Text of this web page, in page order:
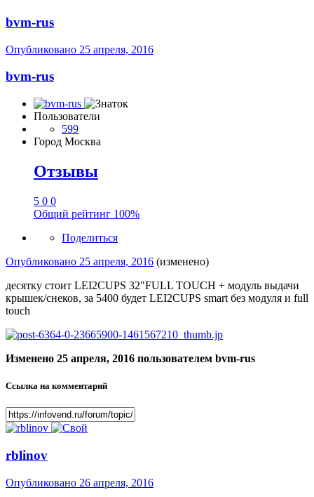
bvm-rus
Опубликовано 25 апреля, 2016
bvm-rus
Пользователи
599
Город Москва
Отзывы
5 0 0
Общий рейтинг 100%
Поделиться
Опубликовано 25 апреля, 2016 (изменено)
десятку стоит LEI2CUPS 32"FULL TOUCH + модуль выдачи
крышек/снеков, за 5400 будет LEI2CUPS smart без модуля и full
touch
Изменено 25 апреля, 2016 пользователем bvm-rus
Ссылка на комментарий
rblinov
Опубликовано 26 апреля, 2016